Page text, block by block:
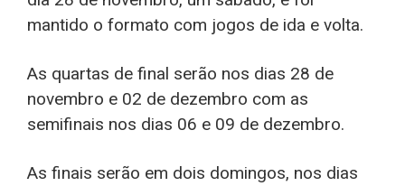
mantido o formato com jogos de ida e volta.
As quartas de final serão nos dias 28 de
novembro e 02 de dezembro com as
semifinais nos dias 06 e 09 de dezembro.
As finais serão em dois domingos, nos dias